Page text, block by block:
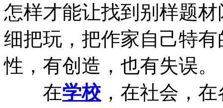
怎样才能让找到别样题
细把玩，把作家自己特
性，有创造，也有失误。
在学校 ，在社会，